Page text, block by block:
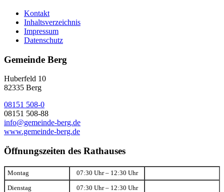
Kontakt
Inhaltsverzeichnis
Impressum
Datenschutz
Gemeinde Berg
Huberfeld 10
82335 Berg
08151 508-0
08151 508-88
info@gemeinde-berg.de
www.gemeinde-berg.de
Öffnungszeiten des Rathauses
Montag 07:30 Uhr – 12:30 Uhr
Dienstag 07:30 Uhr – 12:30 Uhr